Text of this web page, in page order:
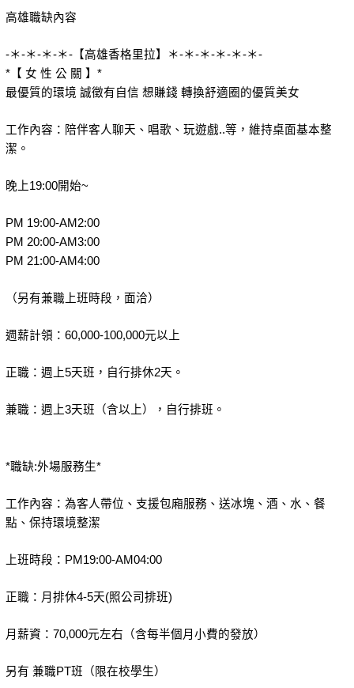
高雄職缺內容
-＊-＊-＊-＊-【高雄香格里拉】＊-＊-＊-＊-＊-＊-
*【 女 性 公 關 】*
最優質的環境 誠徵有自信 想賺錢 轉換舒適圈的優質美女
工作內容：陪伴客人聊天、唱歌、玩遊戲..等，維持桌面基本整
潔。
晚上19:00開始~
PM 19:00-AM2:00
PM 20:00-AM3:00
PM 21:00-AM4:00
（另有兼職上班時段，面洽）
週薪計領：60,000-100,000元以上
正職：週上5天班，自行排休2天。
兼職：週上3天班（含以上），自行排班。
*職缺:外場服務生*
工作內容：為客人帶位、支援包廂服務、送冰塊、酒、水、餐
點、保持環境整潔
上班時段：PM19:00-AM04:00
正職：月排休4-5天(照公司排班)
月薪資：70,000元左右（含每半個月小費的發放）
另有 兼職PT班（限在校學生）